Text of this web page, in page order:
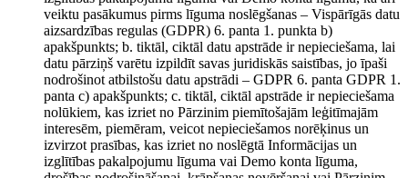
veiktu pasākumus pirms līguma noslēgšanas – Vispārīgās datu
aizsardzības regulas (GDPR) 6. panta 1. punkta b)
apakšpunkts; b. tiktāl, ciktāl datu apstrāde ir nepieciešama, lai
datu pārziņš varētu izpildīt savas juridiskās saistības, jo īpaši
nodrošinot atbilstošu datu apstrādi – GDPR 6. panta GDPR 1.
panta c) apakšpunkts; c. tiktāl, ciktāl apstrāde ir nepieciešama
nolūkiem, kas izriet no Pārzinim piemītošajām leģitīmajām
interesēm, piemēram, veicot nepieciešamos norēķinus un
izvirzot prasības, kas izriet no noslēgtā Informācijas un
izglītības pakalpojumu līguma vai Demo konta līguma,